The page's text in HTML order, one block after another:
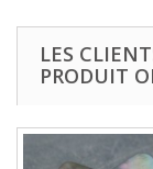
LES
PRODUIT